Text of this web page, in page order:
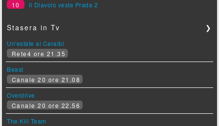
10
Il Diavolo veste Prada 2
Stasera in Tv ❯
Un'estate ai Caraibi
Rete4 ore 21.35
Beast
Canale 20 ore 21.08
Overdrive
Canale 20 ore 22.56
The Kill Team